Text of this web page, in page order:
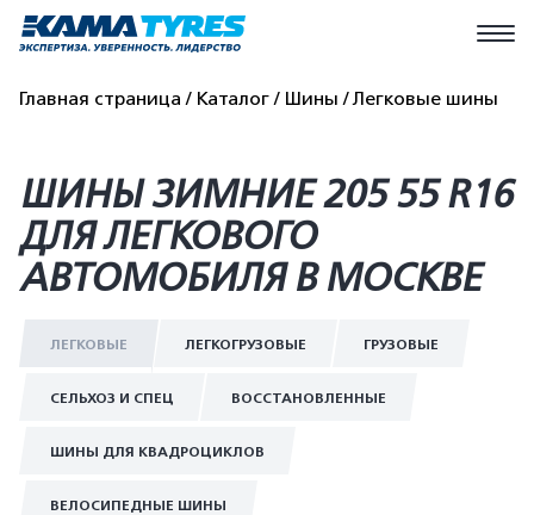
Главная страница Каталог Шины Легковые шины
ШИНЫ ЗИМНИЕ 205 55 R16
ДЛЯ ЛЕГКОВОГО
АВТОМОБИЛЯ В МОСКВЕ
ЛЕГКОВЫЕ ЛЕГКОГРУЗОВЫЕ ГРУЗОВЫЕ
СЕЛЬХОЗ И СПЕЦ ВОССТАНОВЛЕННЫЕ
ШИНЫ ДЛЯ КВАДРОЦИКЛОВ
ВЕЛОСИПЕДНЫЕ ШИНЫ